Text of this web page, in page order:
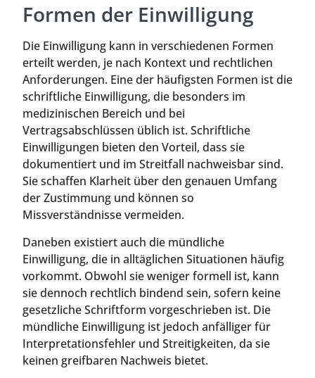
Formen der Einwilligung
Die Einwilligung kann in verschiedenen Formen
erteilt werden, je nach Kontext und rechtlichen
Anforderungen. Eine der häufigsten Formen ist die
schriftliche Einwilligung, die besonders im
medizinischen Bereich und bei
Vertragsabschlüssen üblich ist. Schriftliche
Einwilligungen bieten den Vorteil, dass sie
dokumentiert und im Streitfall nachweisbar sind.
Sie schaffen Klarheit über den genauen Umfang
der Zustimmung und können so
Missverständnisse vermeiden.
Daneben existiert auch die mündliche
Einwilligung, die in alltäglichen Situationen häufig
vorkommt. Obwohl sie weniger formell ist, kann
sie dennoch rechtlich bindend sein, sofern keine
gesetzliche Schriftform vorgeschrieben ist. Die
mündliche Einwilligung ist jedoch anfälliger für
Interpretationsfehler und Streitigkeiten, da sie
keinen greifbaren Nachweis bietet.